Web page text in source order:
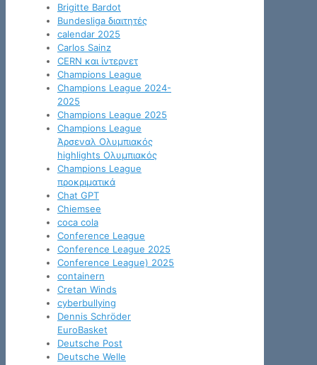
Brigitte Bardot
Bundesliga διαιτητές
calendar 2025
Carlos Sainz
CERN και ίντερνετ
Champions League
Champions League 2024-
2025
Champions League 2025
Champions League
Άρσεναλ Ολυμπιακός
highlights Ολυμπιακός
Champions League
προκριματικά
Chat GPT
Chiemsee
coca cola
Conference League
Conference League 2025
Conference League) 2025
containern
Cretan Winds
cyberbullying
Dennis Schröder
EuroBasket
Deutsche Post
Deutsche Welle